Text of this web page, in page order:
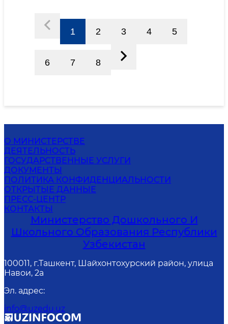
1 2 3 4 5
6 7 8
О МИНИСТЕРСТВЕ
ДЕЯТЕЛЬНОСТЬ
ГОСУДАРСТВЕННЫЕ УСЛУГИ
ДОКУМЕНТЫ
ПОЛИТИКА КОНФИДЕНЦИАЛЬНОСТИ
ОТКРЫТЫЕ ДАННЫЕ
ПРЕСС-ЦЕНТР
КОНТАКТЫ
Министерство Дошкольного И
Школьного Образования Республики
Узбекистан
100011, г.Ташкент, Шайхонтохурский район, улица
Навои, 2а
Эл. адрес:
info@uzedu.uz